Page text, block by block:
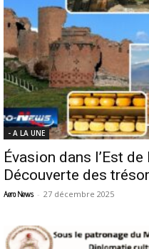
- A LA UNE
Évasion dans l’Est
Découverte des
Aero News - 27 décembre 2025